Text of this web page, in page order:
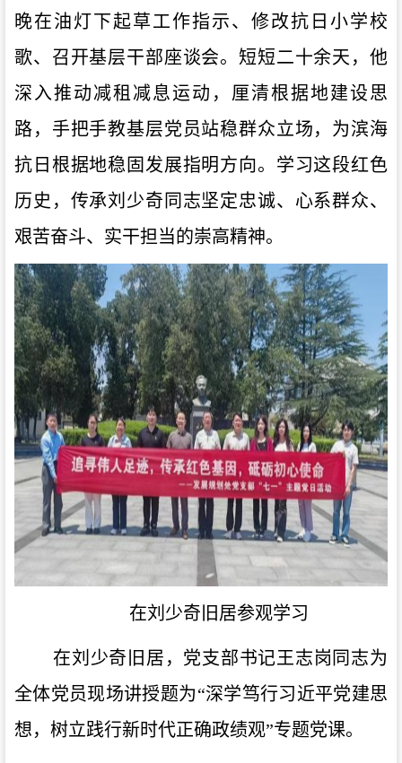
晚在油灯下起草工作指示、修改抗日小学校
歌、召开基层干部座谈会。短短二十余天，他
深入推动减租减息运动，厘清根据地建设思
路，手把手教基层党员站稳群众立场，为滨海
抗日根据地稳固发展指明方向。学习这段红色
历史，传承刘少奇同志坚定忠诚、心系群众、
艰苦奋斗、实干担当的崇高精神。
在刘少奇旧居参观学习
在刘少奇旧居，党支部书记王志岗同志为
全体党员现场讲授题为“深学笃行习近平党建思
想，树立践行新时代正确政绩观”专题党课。